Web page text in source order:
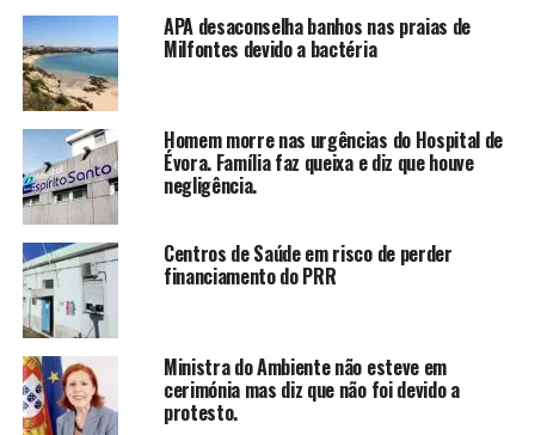
APA desaconselha banhos nas praias de
Milfontes devido a bactéria
Homem morre nas urgências do Hospital de
Évora. Família faz queixa e diz que houve
negligência.
Centros de Saúde em risco de perder
financiamento do PRR
Ministra do Ambiente não esteve em
cerimónia mas diz que não foi devido a
protesto.